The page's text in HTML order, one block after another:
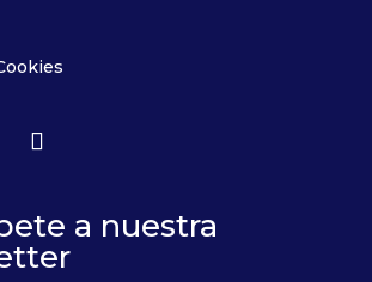
a nuestra